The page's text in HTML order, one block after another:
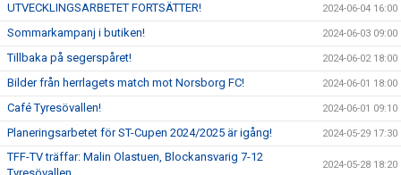
UTVECKLINGSARBETET FORTSÄTTER! 2024-06-04 16:00
Sommarkampanj i butiken! 2024-06-03 09:00
Tillbaka på segerspåret! 2024-06-02 18:00
Bilder från herrlagets match mot Norsborg FC! 2024-06-01 18:00
Café Tyresövallen! 2024-06-01 09:10
Planeringsarbetet för ST-Cupen 2024/2025 är igång! 2024-05-29 17:30
TFF-TV träffar: Malin Olastuen, Blockansvarig 7-12
2024-05-28 18:20